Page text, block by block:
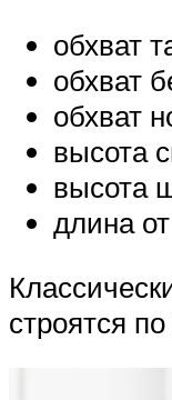
обхват
обхват
обхват
высота
высота
длина
строятся